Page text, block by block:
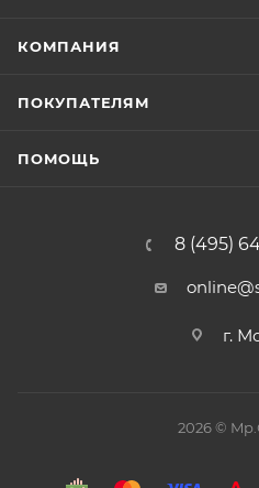
КОМПАНИЯ
ПОКУПАТЕЛЯМ
ПОМОЩЬ
8 (495)
г.
2026 ©